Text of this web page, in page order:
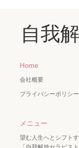
自我
Home
会社概要
プライバシーポリシー
メニュー
望む人生へとシフトす